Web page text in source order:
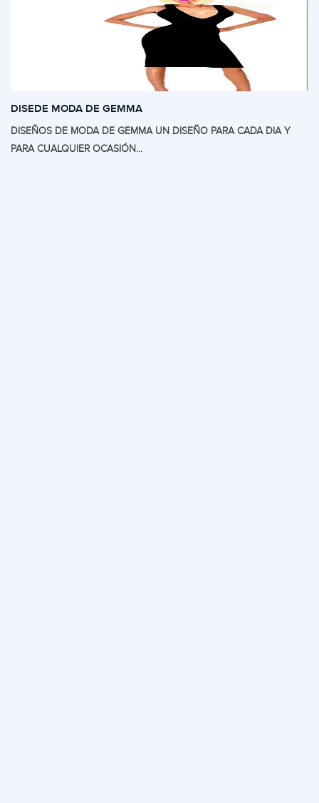
DISEDE MODA DE GEMMA
DISEÑOS DE MODA DE GEMMA UN DISEÑO PARA CADA DIA Y
PARA CUALQUIER OCASIÓN...